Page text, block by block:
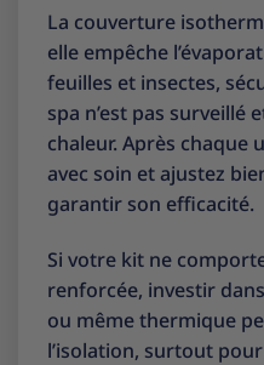
La couverture
elle empêche
feuilles et insectes,
spa n’est pas surveillé
chaleur. Après chaque
avec soin et ajustez
garantir son efficacité.
Si votre kit ne
renforcée, investir
ou même thermique
l’isolation, surtout